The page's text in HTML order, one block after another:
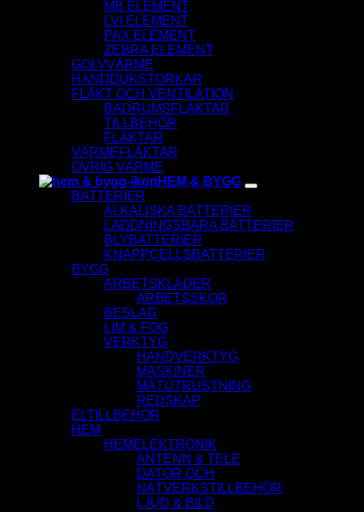
MB ELEMENT
LVI ELEMENT
PAX ELEMENT
ZEBRA ELEMENT
GOLVVÄRME
HANDDUKSTORKAR
FLÄKT OCH VENTILATION
BADRUMSFLÄKTAR
TILLBEHÖR
FLÄKTAR
VÄRMEFLÄKTAR
ÖVRIG VÄRME
HEM & BYGG
BATTERIER
ALKALISKA BATTERIER
LADDNINGSBARA BATTERIER
BLYBATTERIER
KNAPPCELLSBATTERIER
BYGG
ARBETSKLÄDER
ARBETSSKOR
BESLAG
LIM & FOG
VERKTYG
HANDVERKTYG
MASKINER
MÄTUTRUSTNING
REDSKAP
ELTILLBEHÖR
HEM
HEMELEKTRONIK
ANTENN & TELE
DATOR OCH
NÄTVERKSTILLBEHÖR
LJUD & BILD